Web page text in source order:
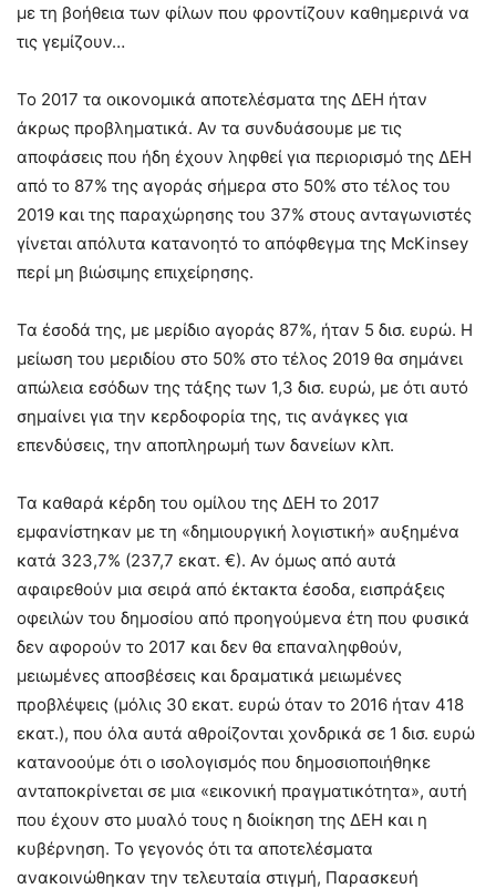
με τη βοήθεια των φίλων που φροντίζουν καθημερινά να
τις γεμίζουν…
Το 2017 τα οικονομικά αποτελέσματα της ΔΕΗ ήταν
άκρως προβληματικά. Αν τα συνδυάσουμε με τις
αποφάσεις που ήδη έχουν ληφθεί για περιορισμό της ΔΕΗ
από το 87% της αγοράς σήμερα στο 50% στο τέλος του
2019 και της παραχώρησης του 37% στους ανταγωνιστές
γίνεται απόλυτα κατανοητό το απόφθεγμα της McKinsey
περί μη βιώσιμης επιχείρησης.
Τα έσοδά της, με μερίδιο αγοράς 87%, ήταν 5 δισ. ευρώ. Η
μείωση του μεριδίου στο 50% στο τέλος 2019 θα σημάνει
απώλεια εσόδων της τάξης των 1,3 δισ. ευρώ, με ότι αυτό
σημαίνει για την κερδοφορία της, τις ανάγκες για
επενδύσεις, την αποπληρωμή των δανείων κλπ.
Τα καθαρά κέρδη του ομίλου της ΔΕΗ το 2017
εμφανίστηκαν με τη «δημιουργική λογιστική» αυξημένα
κατά 323,7% (237,7 εκατ. €). Αν όμως από αυτά
αφαιρεθούν μια σειρά από έκτακτα έσοδα, εισπράξεις
οφειλών του δημοσίου από προηγούμενα έτη που φυσικά
δεν αφορούν το 2017 και δεν θα επαναληφθούν,
μειωμένες αποσβέσεις και δραματικά μειωμένες
προβλέψεις (μόλις 30 εκατ. ευρώ όταν το 2016 ήταν 418
εκατ.), που όλα αυτά αθροίζονται χονδρικά σε 1 δισ. ευρώ
κατανοούμε ότι ο ισολογισμός που δημοσιοποιήθηκε
ανταποκρίνεται σε μια «εικονική πραγματικότητα», αυτή
που έχουν στο μυαλό τους η διοίκηση της ΔΕΗ και η
κυβέρνηση. Το γεγονός ότι τα αποτελέσματα
ανακοινώθηκαν την τελευταία στιγμή, Παρασκευή